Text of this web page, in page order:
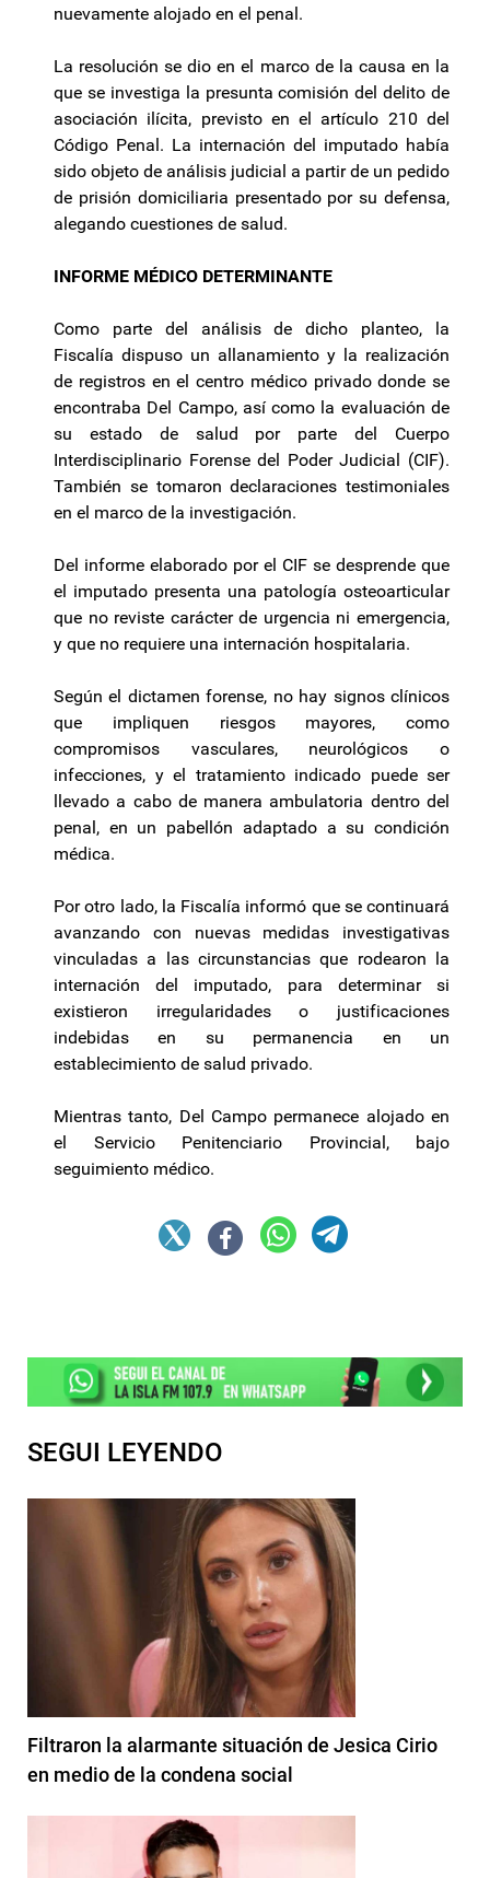
nuevamente alojado en el penal.
La resolución se dio en el marco de la causa en la
que se investiga la presunta comisión del delito de
asociación ilícita, previsto en el artículo 210 del
Código Penal. La internación del imputado había
sido objeto de análisis judicial a partir de un pedido
de prisión domiciliaria presentado por su defensa,
alegando cuestiones de salud.
INFORME MÉDICO DETERMINANTE
Como parte del análisis de dicho planteo, la
Fiscalía dispuso un allanamiento y la realización
de registros en el centro médico privado donde se
encontraba Del Campo, así como la evaluación de
su estado de salud por parte del Cuerpo
Interdisciplinario Forense del Poder Judicial (CIF).
También se tomaron declaraciones testimoniales
en el marco de la investigación.
Del informe elaborado por el CIF se desprende que
el imputado presenta una patología osteoarticular
que no reviste carácter de urgencia ni emergencia,
y que no requiere una internación hospitalaria.
Según el dictamen forense, no hay signos clínicos
que impliquen riesgos mayores, como
compromisos vasculares, neurológicos o
infecciones, y el tratamiento indicado puede ser
llevado a cabo de manera ambulatoria dentro del
penal, en un pabellón adaptado a su condición
médica.
Por otro lado, la Fiscalía informó que se continuará
avanzando con nuevas medidas investigativas
vinculadas a las circunstancias que rodearon la
internación del imputado, para determinar si
existieron irregularidades o justificaciones
indebidas en su permanencia en un
establecimiento de salud privado.
Mientras tanto, Del Campo permanece alojado en
el Servicio Penitenciario Provincial, bajo
seguimiento médico.
SEGUI LEYENDO
Filtraron la alarmante situación de Jesica Cirio
en medio de la condena social